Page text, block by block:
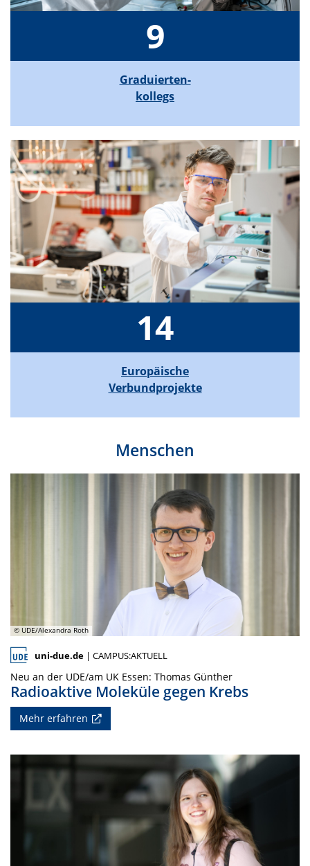
9
Graduierten-
kollegs
14
Europäische
Verbundprojekte
Menschen
© UDE/Alexandra Roth
uni-due.de | CAMPUS:AKTUELL
Neu an der UDE/am UK Essen: Thomas Günther
Radioaktive Moleküle gegen Krebs
Mehr erfahren